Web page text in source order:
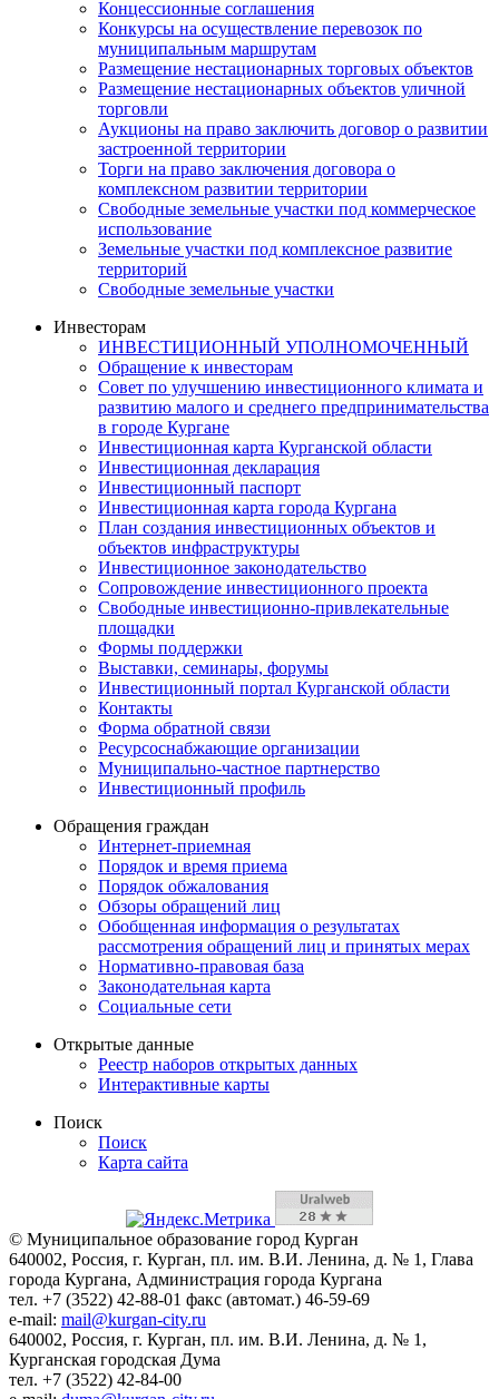
Концессионные соглашения
Конкурсы на осуществление перевозок по
муниципальным маршрутам
Размещение нестационарных торговых объектов
Размещение нестационарных объектов уличной
торговли
Аукционы на право заключить договор о развитии
застроенной территории
Торги на право заключения договора о
комплексном развитии территории
Свободные земельные участки под коммерческое
использование
Земельные участки под комплексное развитие
территорий
Свободные земельные участки
Инвесторам
ИНВЕСТИЦИОННЫЙ УПОЛНОМОЧЕННЫЙ
Обращение к инвесторам
Совет по улучшению инвестиционного климата и
развитию малого и среднего предпринимательства
в городе Кургане
Инвестиционная карта Курганской области
Инвестиционная декларация
Инвестиционный паспорт
Инвестиционная карта города Кургана
План создания инвестиционных объектов и
объектов инфраструктуры
Инвестиционное законодательство
Сопровождение инвестиционного проекта
Свободные инвестиционно-привлекательные
площадки
Формы поддержки
Выставки, семинары, форумы
Инвестиционный портал Курганской области
Контакты
Форма обратной связи
Ресурсоснабжающие организации
Муниципально-частное партнерство
Инвестиционный профиль
Обращения граждан
Интернет-приемная
Порядок и время приема
Порядок обжалования
Обзоры обращений лиц
Обобщенная информация о результатах
рассмотрения обращений лиц и принятых мерах
Нормативно-правовая база
Законодательная карта
Социальные сети
Открытые данные
Реестр наборов открытых данных
Интерактивные карты
Поиск
Поиск
Карта сайта
© Муниципальное образование город Курган
640002, Россия, г. Курган, пл. им. В.И. Ленина, д. № 1, Глава
города Кургана, Администрация города Кургана
тел. +7 (3522) 42-88-01 факс (автомат.) 46-59-69
e-mail: mail@kurgan-city.ru
640002, Россия, г. Курган, пл. им. В.И. Ленина, д. № 1,
Курганская городская Дума
тел. +7 (3522) 42-84-00